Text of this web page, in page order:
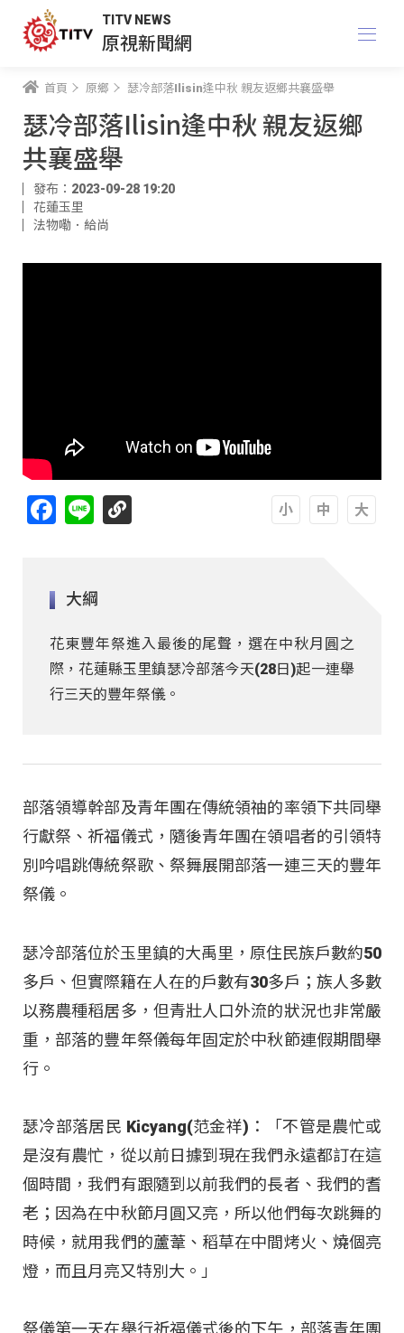
TITV NEWS
原視新聞網
首頁 原鄉 瑟冷部落Ilisin逢中秋 親友返鄉共襄盛舉
瑟冷部落Ilisin逢中秋 親友返鄉
共襄盛舉
發布：2023-09-28 19:20
花蓮玉里
法物嘞．給尚
Facebook
Line
大綱
花東豐年祭進入最後的尾聲，選在中秋月圓之
際，花蓮縣玉里鎮瑟冷部落今天(28日)起一連舉
行三天的豐年祭儀。
部落領導幹部及青年團在傳統領䄂的率領下共同舉
行獻祭、祈福儀式，隨後青年團在領唱者的引領特
別吟唱跳傳統祭歌、祭舞展開部落一連三天的豐年
祭儀。
瑟冷部落位於玉里鎮的大禹里，原住民族戶數約50
多戶、但實際籍在人在的戶數有30多戶；族人多數
以務農種稻居多，但青壯人口外流的狀況也非常嚴
重，部落的豐年祭儀每年固定於中秋節連假期間舉
行。
瑟冷部落居民 Kicyang(范金祥)：「不管是農忙或
是沒有農忙，從以前日據到現在我們永遠都訂在這
個時間，我們有跟隨到以前我們的長者、我們的耆
老；因為在中秋節月圓又亮，所以他們每次跳舞的
時候，就用我們的蘆葦、稻草在中間烤火、燒個亮
燈，而且月亮又特別大。」